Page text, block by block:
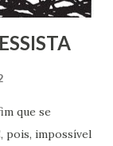
que se
pois, impossível